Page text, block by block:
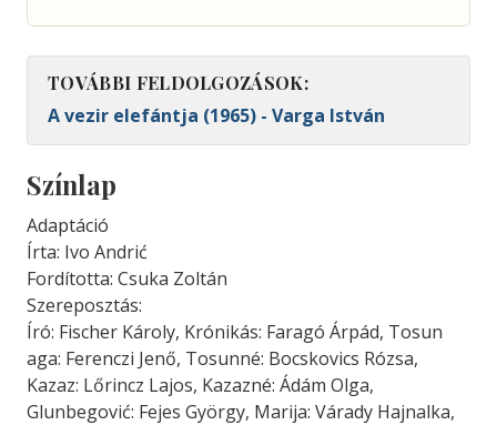
TOVÁBBI FELDOLGOZÁSOK:
A vezir elefántja (1965) - Varga István
Színlap
Adaptáció
Írta: Ivo Andrić
Fordította: Csuka Zoltán
Szereposztás:
Író: Fischer Károly, Krónikás: Faragó Árpád, Tosun
aga: Ferenczi Jenő, Tosunné: Bocskovics Rózsa,
Kazaz: Lőrincz Lajos, Kazazné: Ádám Olga,
Glunbegović: Fejes György, Marija: Várady Hajnalka,